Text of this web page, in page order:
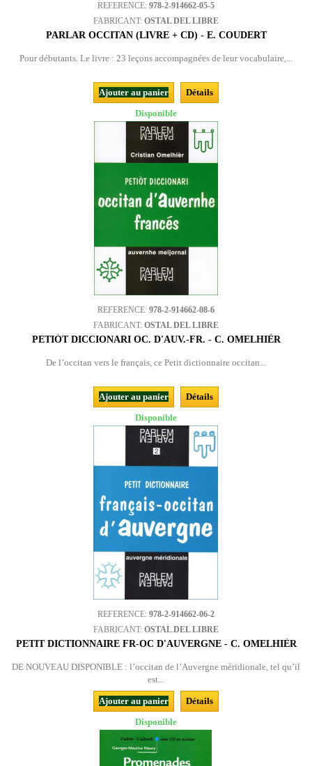
REFERENCE: 978-2-914662-05-5
FABRICANT: OSTAL DEL LIBRE
PARLAR OCCITAN (LIVRE + CD) - E. COUDERT
Pour débutants. Le livre : 23 leçons accompagnées de leur vocabulaire,...
Ajouter au panier
Détails
Disponible
REFERENCE: 978-2-914662-08-6
FABRICANT: OSTAL DEL LIBRE
PETIÒT DICCIONARI OC. D'AUV.-FR. - C. OMELHIÈR
De l’occitan vers le français, ce Petit dictionnaire occitan...
Ajouter au panier
Détails
Disponible
REFERENCE: 978-2-914662-06-2
FABRICANT: OSTAL DEL LIBRE
PETIT DICTIONNAIRE FR-OC D'AUVERGNE - C. OMELHIÈR
DE NOUVEAU DISPONIBLE : l’occitan de l’Auvergne méridionale, tel qu’il
est...
Ajouter au panier
Détails
Disponible